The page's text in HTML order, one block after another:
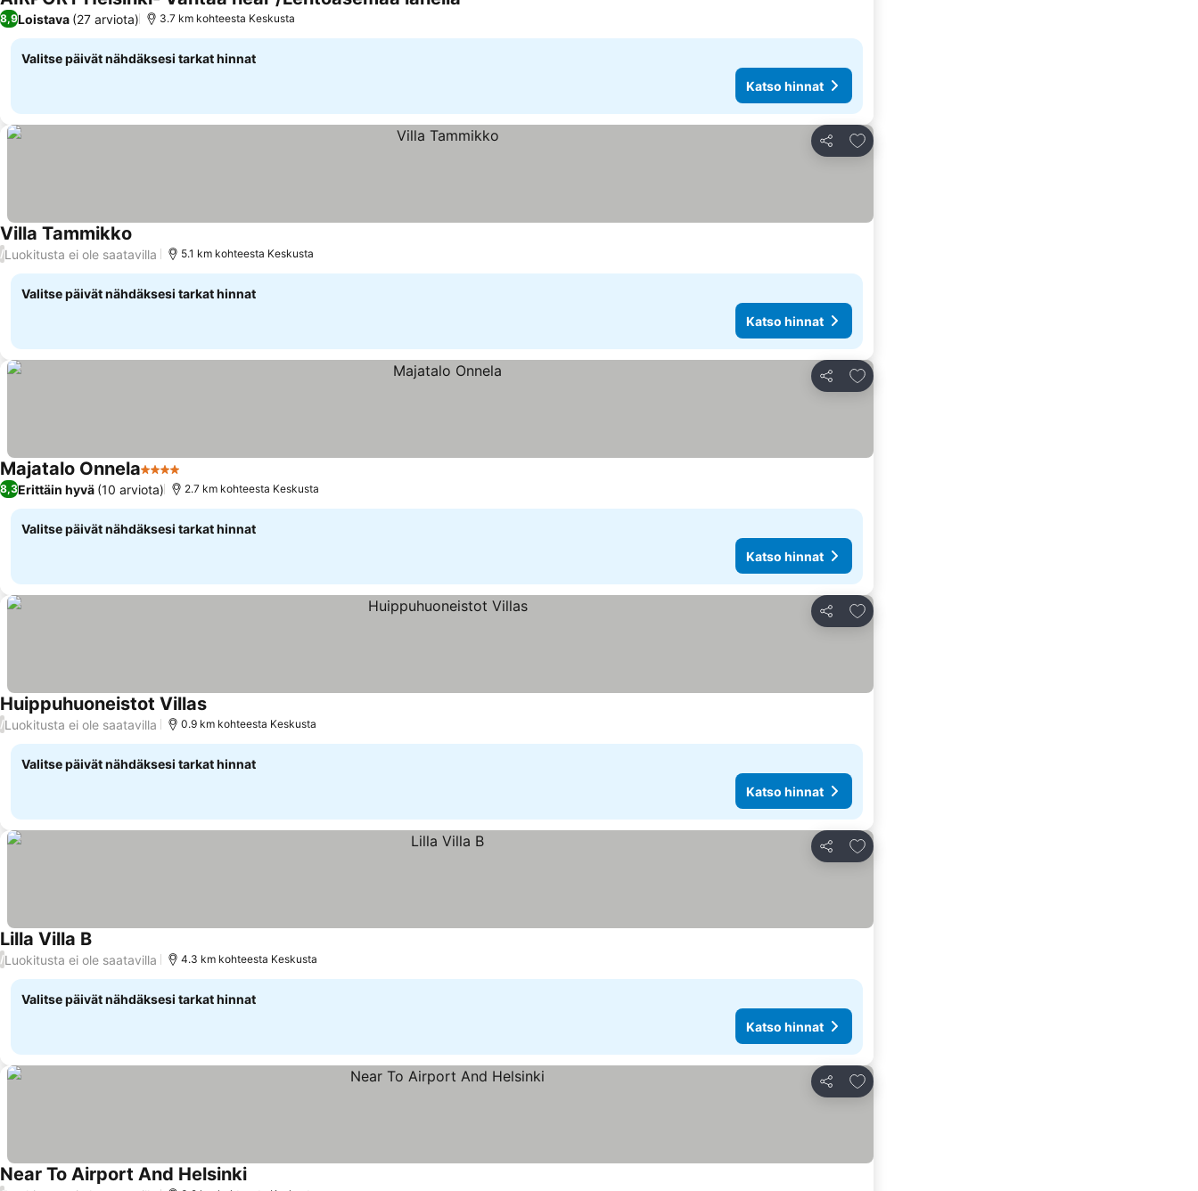
8,9Loistava (27 arviota) 3.7 km kohteesta Keskusta
Valitse päivät nähdäksesi tarkat hinnat
Katso hinnat
Jaa
Lisää suosikkeihin
Villa Tammikko Katso hinnat
/Luokitusta ei ole saatavilla 5.1 km kohteesta Keskusta
Valitse päivät nähdäksesi tarkat hinnat
Katso hinnat
Jaa
Lisää suosikkeihin
Majatalo Onnela4 Tähtiluokitus
8,3Erittäin hyvä (10 arviota) 2.7 km kohteesta Keskusta
Valitse päivät nähdäksesi tarkat hinnat
Katso hinnat
Jaa
Lisää suosikkeihin
Huippuhuoneistot VillasKatso hinnat
/Luokitusta ei ole saatavilla 0.9 km kohteesta Keskusta
Valitse päivät nähdäksesi tarkat hinnat
Katso hinnat
Jaa
Lisää suosikkeihin
Lilla Villa BKatso hinnat
/Luokitusta ei ole saatavilla 4.3 km kohteesta Keskusta
Valitse päivät nähdäksesi tarkat hinnat
Katso hinnat
Jaa
Lisää suosikkeihin
Near To Airport And HelsinkiKatso hinnat